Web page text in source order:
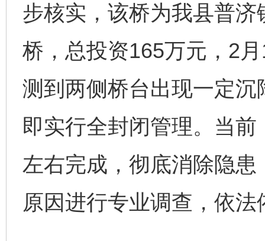
步核实，该桥为我县普
桥，总投资165万元，2
测到两侧桥台出现一定
即实行全封闭管理。当
左右完成，彻底消除隐
原因进行专业调查，依